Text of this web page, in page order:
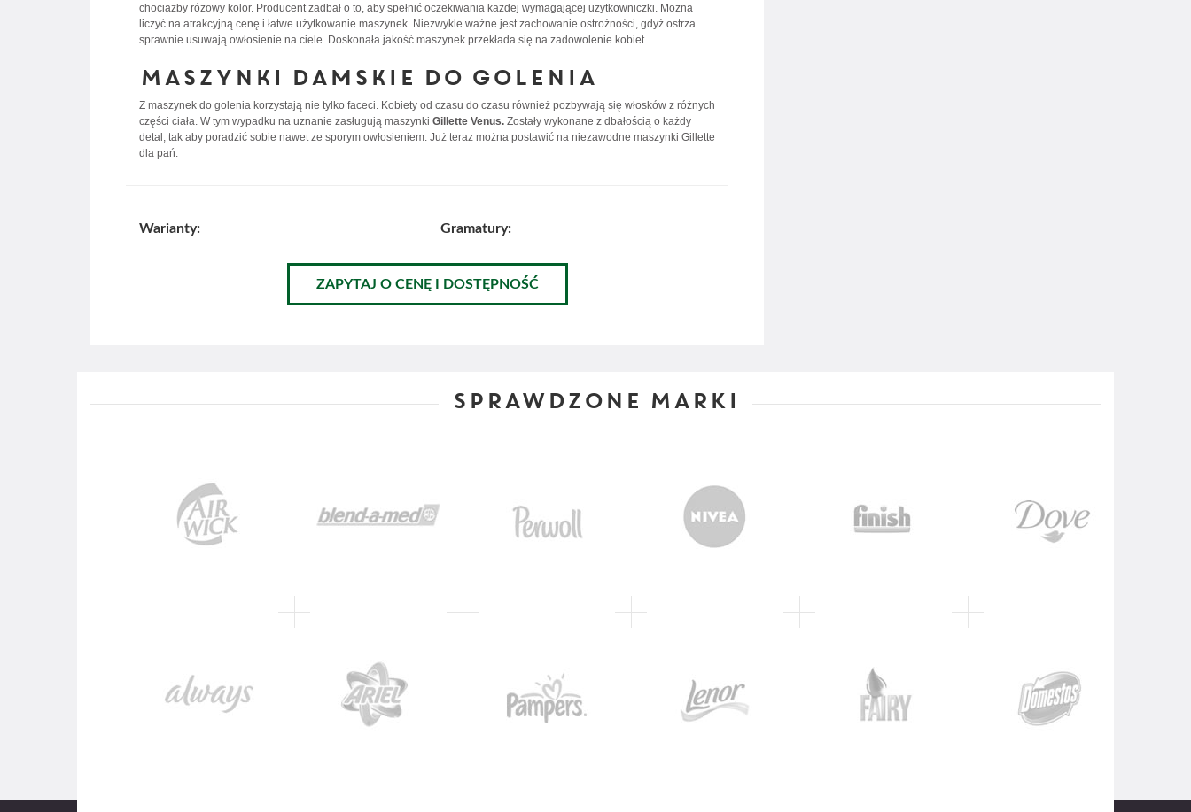
chociażby różowy kolor. Producent zadbał o to, aby spełnić oczekiwania każdej wymagającej użytkowniczki. Można
liczyć na atrakcyjną cenę i łatwe użytkowanie maszynek. Niezwykle ważne jest zachowanie ostrożności, gdyż ostrza
sprawnie usuwają owłosienie na ciele. Doskonała jakość maszynek przekłada się na zadowolenie kobiet.
Maszynki damskie do golenia
Z maszynek do golenia korzystają nie tylko faceci. Kobiety od czasu do czasu również pozbywają się włosków z różnych
części ciała. W tym wypadku na uznanie zasługują maszynki Gillette Venus. Zostały wykonane z dbałością o każdy
detal, tak aby poradzić sobie nawet ze sporym owłosieniem. Już teraz można postawić na niezawodne maszynki Gillette
dla pań.
Warianty: Gramatury:
ZAPYTAJ O CENĘ I DOSTĘPNOŚĆ
SPRAWDZONE MARKI